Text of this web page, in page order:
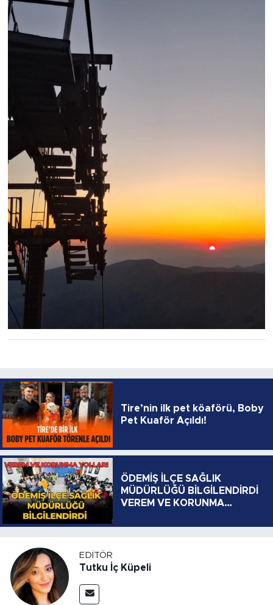
Tire’nin ilk pet köaförü, Boby
Pet Kuaför Açıldı!
ÖDEMİŞ İLÇE SAĞLIK
MÜDÜRLÜĞÜ BİLGİLENDİRDİ
VEREM VE KORUNMA
EDITÖR
Tutku İç Küpeli